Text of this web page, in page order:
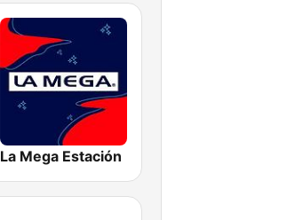
La Mega Estación